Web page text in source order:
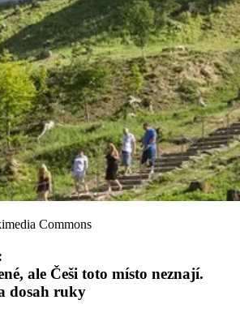
Commons
ale Češi toto místo neznají.
dosah ruky